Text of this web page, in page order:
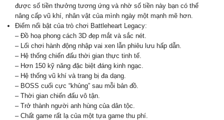
được số tiền thưởng tương ứng và nhờ số tiền này bạn có thể
nâng cấp vũ khí, nhân vật của mình ngày một mạnh mẽ hơn.
Điểm nổi bật của trò chơi Battleheart Legacy:
– Đồ hoạ phong cách 3D đẹp mắt và sắc nét.
– Lối chơi hành động nhập vai xen lẫn phiêu lưu hấp dẫn.
– Hệ thống chiến đấu thời gian thực tinh tế.
– Hơn 150 kỹ năng đặc biệt đáng kinh ngạc.
– Hệ thống vũ khí và trang bị đa dạng.
– BOSS cuối cực “khủng” sau mỗi bản đồ.
– Thời gian chiến đấu vô tận.
– Trở thành người anh hùng của dân tộc.
– Chất game rất lạ của một tựa game thu phí.